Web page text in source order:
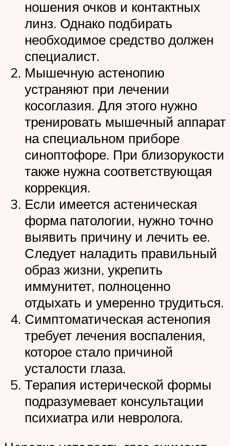
ношения очков и контактных
линз. Однако подбирать
необходимое средство должен
специалист.
Мышечную астенопию
устраняют при лечении
косоглазия. Для этого нужно
тренировать мышечный аппарат
на специальном приборе
синоптофоре. При близорукости
также нужна соответствующая
коррекция.
Если имеется астеническая
форма патологии, нужно точно
выявить причину и лечить ее.
Следует наладить правильный
образ жизни, укрепить
иммунитет, полноценно
отдыхать и умеренно трудиться.
Симптоматическая астенопия
требует лечения воспаления,
которое стало причиной
усталости глаза.
Терапия истерической формы
подразумевает консультации
психиатра или невролога.